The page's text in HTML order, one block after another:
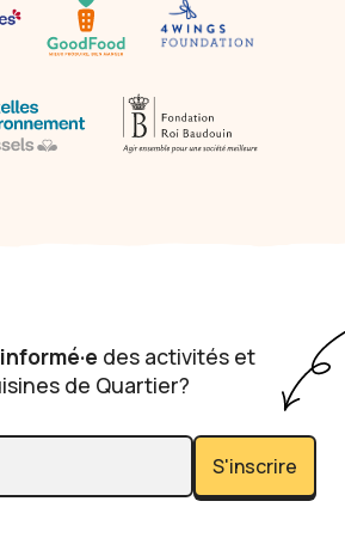
des activités et
de Quartier?
S'inscrire